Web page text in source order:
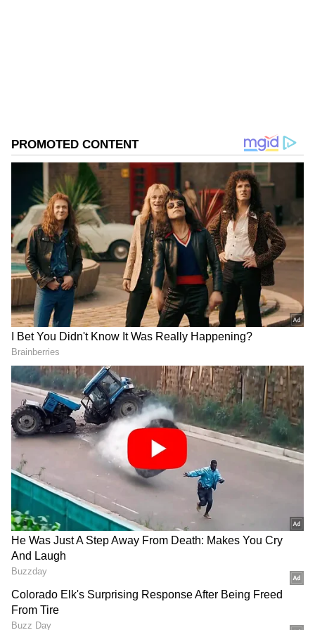
ಹೀಗೆ ಬಹಳ ನೋವಿನಲ್ಲಿ ತಮ್ಮ ಕಷ್ಟ ಹೇಳಿಕೊಂಡ ನಟಿ
DOWNLOAD APP
ಕನ್ನಡ ಸಿನಿಮಾ (Kannada Cinema News), ಟಿವಿ
ಕಾರ್ಯಕ್ರಮಗಳು (Kannada TV Shows), ಸೆಲೆಬ್ರಿಟಿ
ಸುದ್ದಿಗಳು ಮತ್ತು ಇತ್ತೀಚಿನ ಸುದ್ದಿಗಳಿಗಾಗಿ ಏಷ್ಯಾನೆಟ್
ಸುವರ್ಣ ನ್ಯೂಸ್‌ನಲ್ಲಿ ಮನರಂಜನಾ ವಿಭಾಗ ನೋಡಿ.
ಸಿನಿಮಾ ವಿಮರ್ಶೆಗಳು (
Kannada Movies Review),
ತಾರೆಯರ ಸಂದರ್ಶನಗಳು, ಧಾರಾವಾಹಿ ಅಪ್‌ಡೇಟ್ಸ್‌,
ತೆರೆಮರೆಯ ಕಥೆಗಳು,
OTT ರಿಲೀಸ್‌ಗಳ ಬಗ್ಗೆ
ಮಾಹಿತಿಯೂ ಇಲ್ಲಿದೆ.